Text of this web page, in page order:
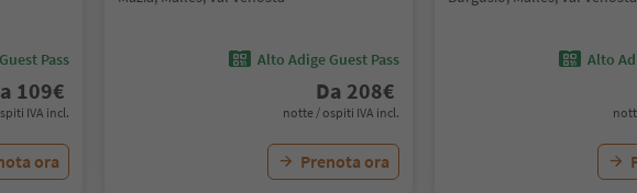
Pass
109€
IVA incl.
ora
Alto Adige Guest Pass
Da 208€
notte / ospiti IVA incl.
Prenota ora
Alto